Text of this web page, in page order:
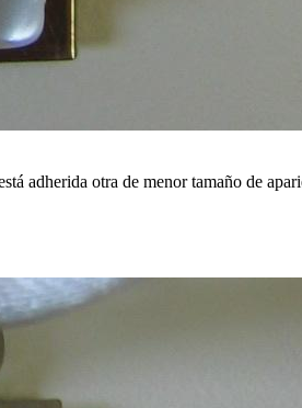
adherida otra de menor tamaño de